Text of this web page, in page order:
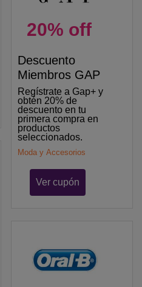
20% off
Descuento
Miembros GAP
Regístrate a Gap+ y
obtén 20% de
descuento en tu
primera compra en
productos
seleccionados.
Moda y Accesorios
Ver cupón